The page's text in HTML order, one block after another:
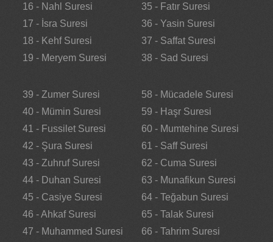
16 - Nahl Suresi
17 - İsra Suresi
18 - Kehf Suresi
19 - Meryem Suresi
35 - Fatır Suresi
36 - Yasin Suresi
37 - Saffat Suresi
38 - Sad Suresi
39 - Zumer Suresi
40 - Mümin Suresi
41 - Fussilet Suresi
42 - Şura Suresi
43 - Zuhruf Suresi
44 - Duhan Suresi
45 - Casiye Suresi
46 - Ahkaf Suresi
47 - Muhammed Suresi
58 - Mücadele Suresi
59 - Haşr Suresi
60 - Mumtehine Suresi
61 - Saff Suresi
62 - Cuma Suresi
63 - Munafikun Suresi
64 - Teğabun Suresi
65 - Talak Suresi
66 - Tahrim Suresi